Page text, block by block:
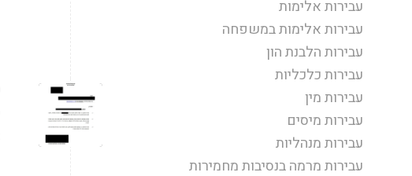
עבירות אלימות
עבירות אלימות במשפחה
עבירות הלבנת הון
עבירות כלכליות
עבירות מין
עבירות מיסים
עבירות מנהליות
עבירות מרמה בנסיבות מחמירות